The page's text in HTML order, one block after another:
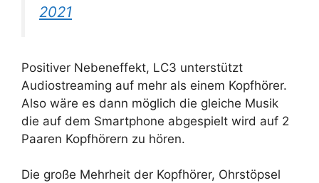
2021
Positiver Nebeneffekt, LC3 unterstützt
Audiostreaming auf mehr als einem Kopfhörer.
Also wäre es dann möglich die gleiche Musik
die auf dem Smartphone abgespielt wird auf 2
Paaren Kopfhörern zu hören.
Die große Mehrheit der Kopfhörer, Ohrstöpsel